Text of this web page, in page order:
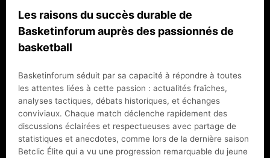
Les raisons du succès durable de
Basketinforum auprès des passionnés de
basketball
Basketinforum séduit par sa capacité à répondre à toutes
les attentes liées à cette passion : actualités fraîches,
analyses tactiques, débats historiques, et échanges
conviviaux. Chaque match déclenche rapidement des
discussions éclairées et respectueuses avec partage de
statistiques et anecdotes, comme lors de la dernière saison
Betclic Élite qui a vu une progression remarquable du jeune